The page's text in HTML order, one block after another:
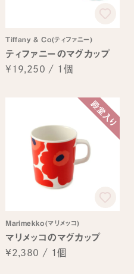
Tiffany & Co(ティファニー)
ティファニーのマグカップ
¥19,250 / 1個
Marimekko(マリメッコ)
マリメッコのマグカップ
¥2,380 / 1個